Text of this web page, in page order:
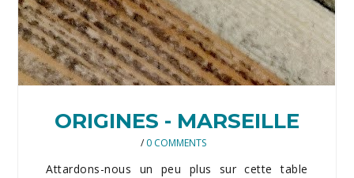
ORIGINES - MARSEILLE
/ 0 COMMENTS
Attardons-nous un peu plus sur cette table